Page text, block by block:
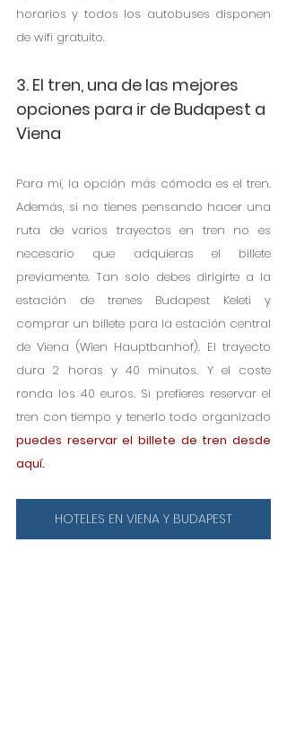
horarios y todos los autobuses disponen
de wifi gratuito.
3. El tren, una de las mejores
opciones para ir de Budapest a
Viena
Para mí, la opción más cómoda es el tren.
Además, si no tienes pensando hacer una
ruta de varios trayectos en tren no es
necesario que adquieras el billete
previamente. Tan solo debes dirigirte a la
estación de trenes Budapest Keleti y
comprar un billete para la estación central
de Viena (Wien Hauptbanhof). El trayecto
dura 2 horas y 40 minutos. Y el coste
ronda los 40 euros. Si prefieres reservar el
puedes reservar el billete de tren desde
aquí.
HOTELES EN VIENA Y BUDAPEST